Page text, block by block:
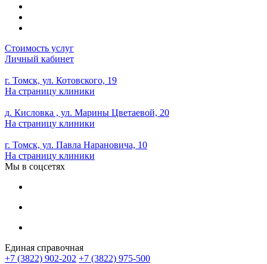
Стоимость услуг
Личный кабинет
г. Томск, ул. Котовского, 19
На страницу клиники
д. Кисловка , ул. Марины Цветаевой, 20
На страницу клиники
г. Томск, ул. Павла Нарановича, 10
На страницу клиники
Мы в соцсетях
Единая справочная
+7 (3822) 902-202 +7 (3822) 975-500